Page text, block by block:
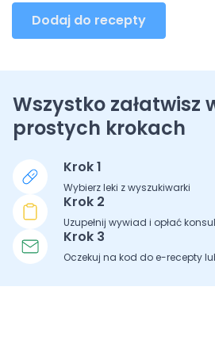
Dodaj do recepty
Wszystko załatwisz
prostych krokach
Krok 1
Wybierz leki z wyszukiwarki
Krok 2
Uzupełnij wywiad i opłać
Krok 3
Oczekuj na kod do e-recepty